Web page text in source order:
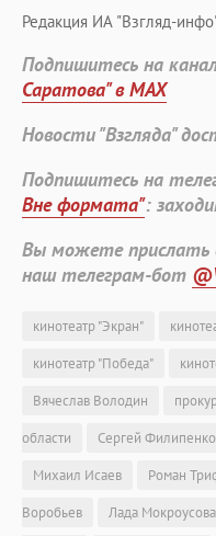
Редакция ИА "Взгляд-
Подпишитесь на
Саратова" в MAX
Новости "Взгляда"
Подпишитесь на
Вне формата":
Вы можете прислать
наш телеграм-бот
кинотеатр "Экран"
кинотеатр "Победа"
Вячеслав Володин
области
Сергей Филипенко
Михаил Исаев
Роман
Воробьев
Лада Мокроусова